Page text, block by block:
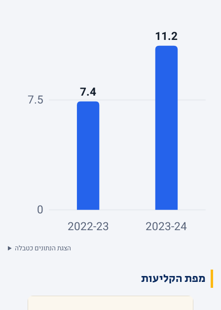
0
7.5 7.4
2022-23
11.2
2023-24
הצגת הנתונים כטבלה
מפת הקליעות